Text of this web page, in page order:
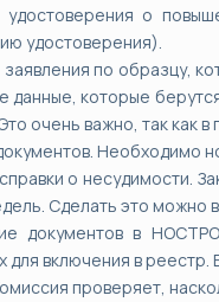
о
удостоверения).
по образцу,
которые
очень важно, так как
Необходимо
о несудимости.
Сделать это можно
документов в
для включения в
проверяет,